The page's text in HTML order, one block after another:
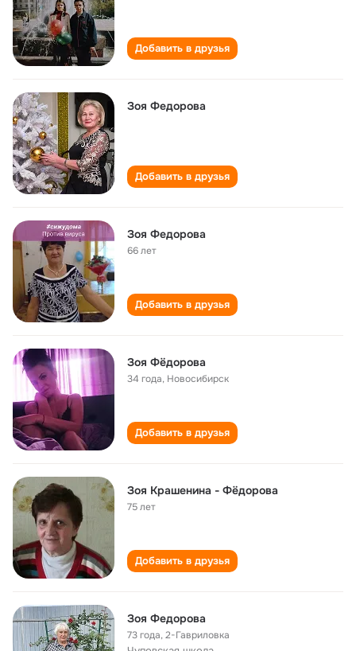
Добавить в друзья
Зоя Федорова
Добавить в друзья
Зоя Федорова
66 лет
Добавить в друзья
Зоя Фёдорова
34 года, Новосибирск
Добавить в друзья
Зоя Крашенина - Фёдорова
75 лет
Добавить в друзья
Зоя Федорова
73 года,2-Гавриловка